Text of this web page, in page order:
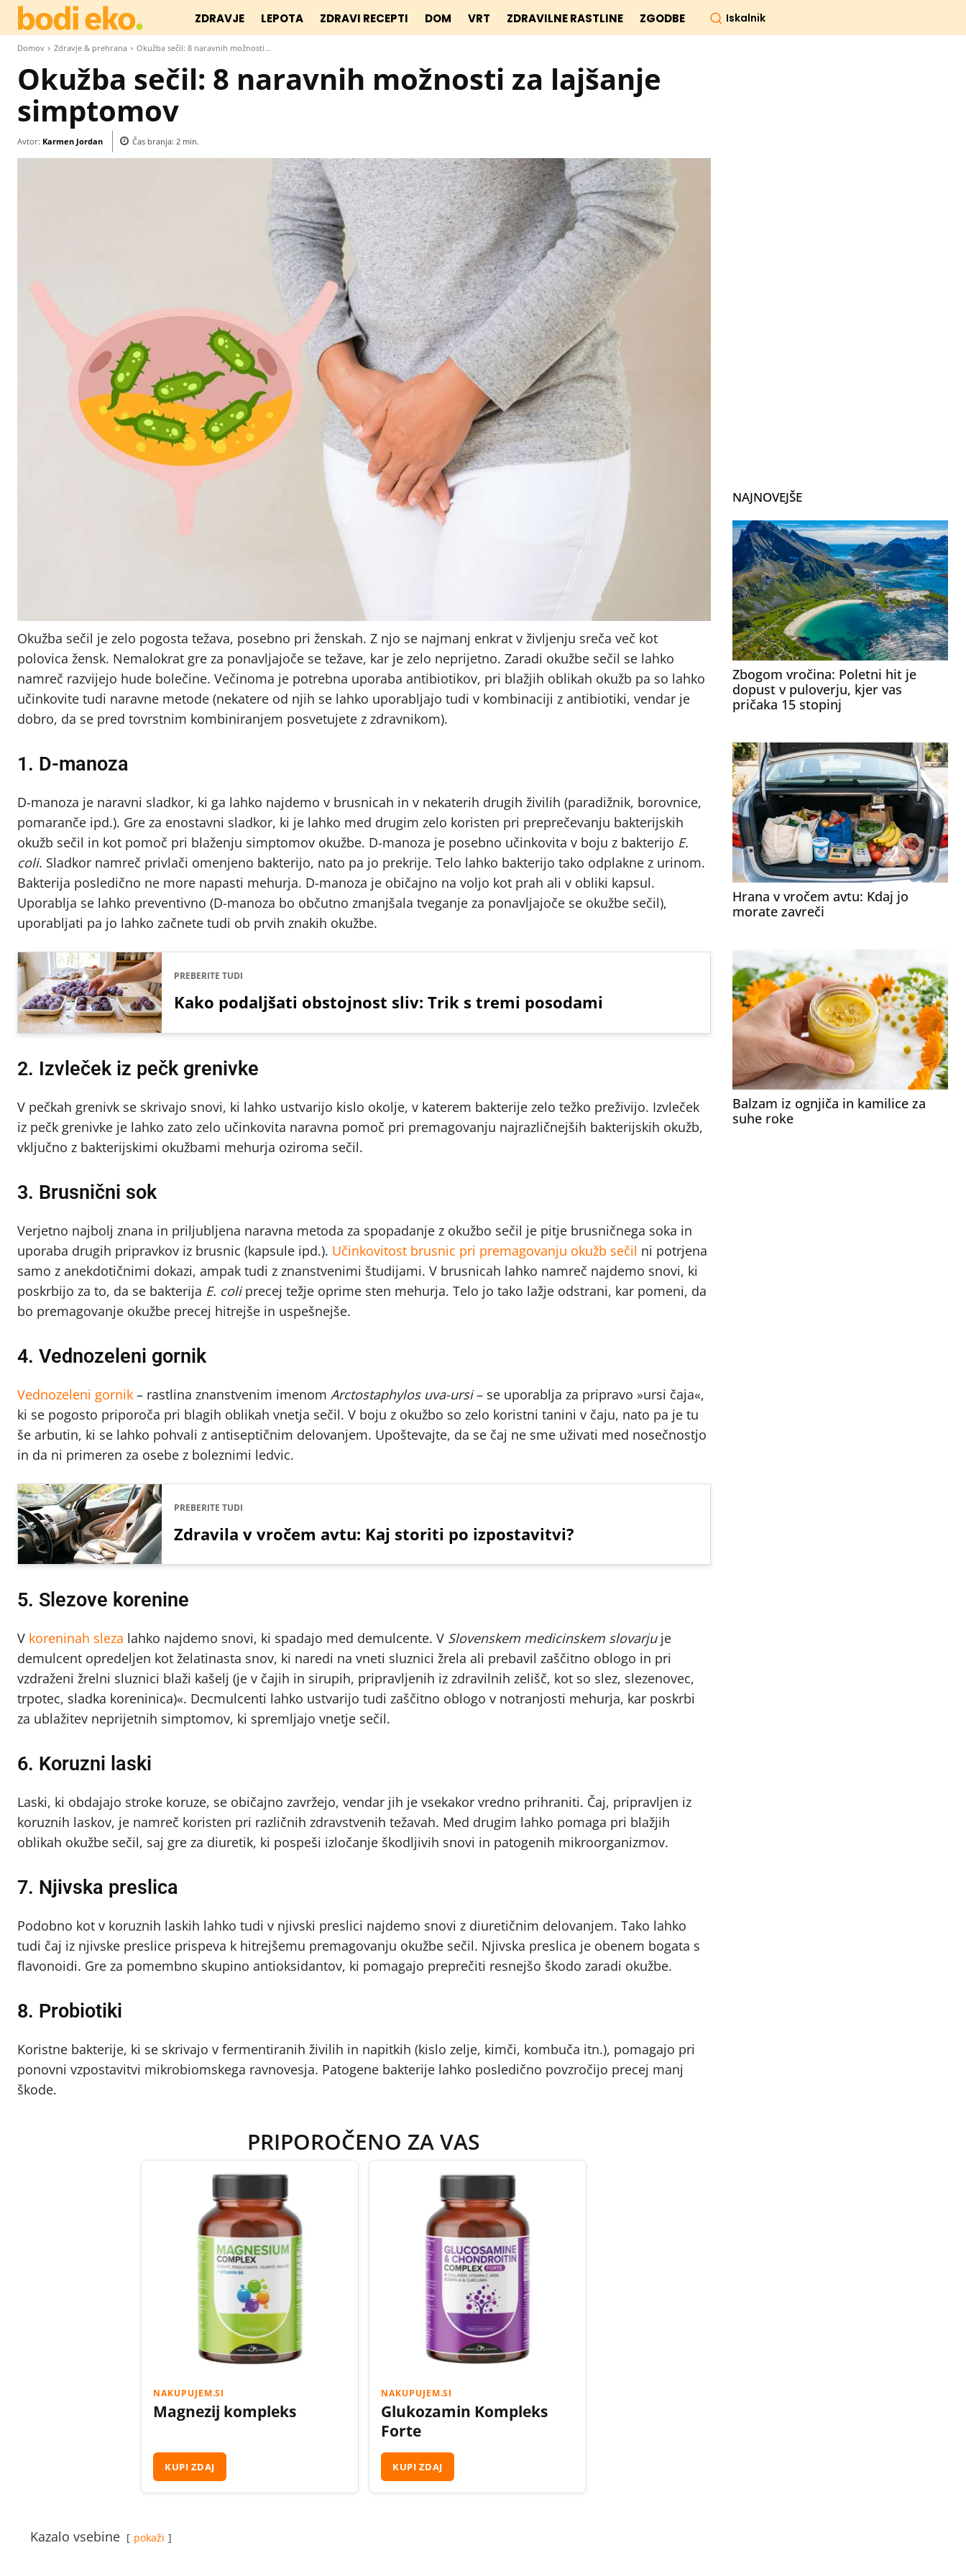
ZDRAVJE LEPOTA ZDRAVI RECEPTI DOM VRT ZDRAVILNE RASTLINE ZGODBE Iskalnik
Domov Zdravje & prehrana Okužba sečil: 8 naravnih možnosti...
Okužba sečil: 8 naravnih možnosti za lajšanje
simptomov
Avtor: Karmen Jordan Čas branja: 2 min.
Okužba sečil je zelo pogosta težava, posebno pri ženskah. Z njo se najmanj enkrat v življenju sreča več kot
polovica žensk. Nemalokrat gre za ponavljajoče se težave, kar je zelo neprijetno. Zaradi okužbe sečil se lahko
namreč razvijejo hude bolečine. Večinoma je potrebna uporaba antibiotikov, pri blažjih oblikah okužb pa so lahko
učinkovite tudi naravne metode (nekatere od njih se lahko uporabljajo tudi v kombinaciji z antibiotiki, vendar je
dobro, da se pred tovrstnim kombiniranjem posvetujete z zdravnikom).
1. D-manoza
D-manoza je naravni sladkor, ki ga lahko najdemo v brusnicah in v nekaterih drugih živilih (paradižnik, borovnice,
pomaranče ipd.). Gre za enostavni sladkor, ki je lahko med drugim zelo koristen pri preprečevanju bakterijskih
okužb sečil in kot pomoč pri blaženju simptomov okužbe. D-manoza je posebno učinkovita v boju z bakterijo E.
coli. Sladkor namreč privlači omenjeno bakterijo, nato pa jo prekrije. Telo lahko bakterijo tako odplakne z urinom.
Bakterija posledično ne more napasti mehurja. D-manoza je običajno na voljo kot prah ali v obliki kapsul.
Uporablja se lahko preventivno (D-manoza bo občutno zmanjšala tveganje za ponavljajoče se okužbe sečil),
uporabljati pa jo lahko začnete tudi ob prvih znakih okužbe.
PREBERITE TUDI
Kako podaljšati obstojnost sliv: Trik s tremi posodami
2. Izvleček iz pečk grenivke
V pečkah grenivk se skrivajo snovi, ki lahko ustvarijo kislo okolje, v katerem bakterije zelo težko preživijo. Izvleček
iz pečk grenivke je lahko zato zelo učinkovita naravna pomoč pri premagovanju najrazličnejših bakterijskih okužb,
vključno z bakterijskimi okužbami mehurja oziroma sečil.
3. Brusnični sok
Verjetno najbolj znana in priljubljena naravna metoda za spopadanje z okužbo sečil je pitje brusničnega soka in
uporaba drugih pripravkov iz brusnic (kapsule ipd.). Učinkovitost brusnic pri premagovanju okužb sečil ni potrjena
samo z anekdotičnimi dokazi, ampak tudi z znanstvenimi študijami. V brusnicah lahko namreč najdemo snovi, ki
poskrbijo za to, da se bakterija E. coliprecej težje oprime sten mehurja. Telo jo tako lažje odstrani, kar pomeni, da
bo premagovanje okužbe precej hitrejše in uspešnejše.
4. Vednozeleni gornik
Vednozeleni gornik – rastlina znanstvenim imenom Arctostaphylos uva-ursi– se uporablja za pripravo »ursi čaja«,
ki se pogosto priporoča pri blagih oblikah vnetja sečil. V boju z okužbo so zelo koristni tanini v čaju, nato pa je tu
še arbutin, ki se lahko pohvali z antiseptičnim delovanjem. Upoštevajte, da se čaj ne sme uživati med nosečnostjo
in da ni primeren za osebe z boleznimi ledvic.
PREBERITE TUDI
Zdravila v vročem avtu: Kaj storiti po izpostavitvi?
5. Slezove korenine
V koreninah sleza lahko najdemo snovi, ki spadajo med demulcente. V Slovenskem medicinskem slovarjuje
demulcent opredeljen kot želatinasta snov, ki naredi na vneti sluznici žrela ali prebavil zaščitno oblogo in pri
vzdraženi žrelni sluznici blaži kašelj (je v čajih in sirupih, pripravljenih iz zdravilnih zelišč, kot so slez, slezenovec,
trpotec, sladka koreninica)«. Decmulcenti lahko ustvarijo tudi zaščitno oblogo v notranjosti mehurja, kar poskrbi
za ublažitev neprijetnih simptomov, ki spremljajo vnetje sečil.
6. Koruzni laski
Laski, ki obdajajo stroke koruze, se običajno zavržejo, vendar jih je vsekakor vredno prihraniti. Čaj, pripravljen iz
koruznih laskov, je namreč koristen pri različnih zdravstvenih težavah. Med drugim lahko pomaga pri blažjih
oblikah okužbe sečil, saj gre za diuretik, ki pospeši izločanje škodljivih snovi in patogenih mikroorganizmov.
7. Njivska preslica
Podobno kot v koruznih laskih lahko tudi v njivski preslici najdemo snovi z diuretičnim delovanjem. Tako lahko
tudi čaj iz njivske preslice prispeva k hitrejšemu premagovanju okužbe sečil. Njivska preslica je obenem bogata s
flavonoidi. Gre za pomembno skupino antioksidantov, ki pomagajo preprečiti resnejšo škodo zaradi okužbe.
8. Probiotiki
Koristne bakterije, ki se skrivajo v fermentiranih živilih in napitkih (kislo zelje, kimči, kombuča itn.), pomagajo pri
ponovni vzpostavitvi mikrobiomskega ravnovesja. Patogene bakterije lahko posledično povzročijo precej manj
škode.
PRIPOROČENO ZA VAS
NAKUPUJEM.SI
Magnezij kompleks
KUPI ZDAJ
NAKUPUJEM.SI
Glukozamin Kompleks
Forte
KUPI ZDAJ
Kazalo vsebine pokaži
NAJNOVEJŠE
Zbogom vročina: Poletni hit je
dopust v puloverju, kjer vas
pričaka 15 stopinj
Hrana v vročem avtu: Kdaj jo
morate zavreči
Balzam iz ognjiča in kamilice za
suhe roke